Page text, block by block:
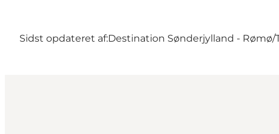
Sidst opdateret af:Destination Sønderjylland - Rømø/